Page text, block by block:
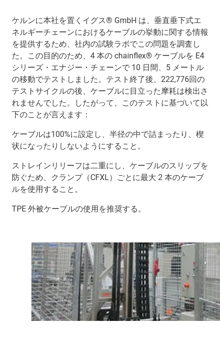
ケルンに本社を置くイグス® GmbH は、垂直垂下式エ
ネルギーチェーンにおけるケーブルの挙動に関する情報
を提供するため、社内の試験ラボでこの問題を調査し
た。この目的のため、4 本の chainflex® ケーブルを E4
シリーズ・エナジー・チェーンで 10 日間、5 メートル
の移動でテストしました。テスト終了後、222,776回の
テストサイクルの後、ケーブルに目立った摩耗は検出さ
れませんでした。したがって、このテストに基づいて以
下のことが言えます：
ケーブルは100%に設定し、半径の中で詰まったり、楔
状になったりしないようにすること。
ストレインリリーフは二重にし、ケーブルのスリップを
防ぐため、クランプ（CFXL）ごとに最大 2 本のケーブ
ルを使用すること。
TPE 外被ケーブルの使用を推奨する。